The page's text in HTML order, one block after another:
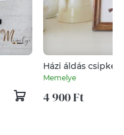
Házi áldás
Memelye
4 900 Ft